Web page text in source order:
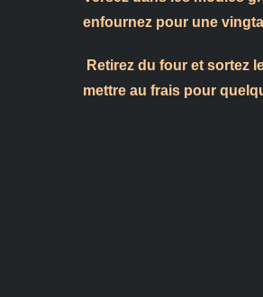
enfournez pour une
Retirez du four et sortez
mettre au frais pour